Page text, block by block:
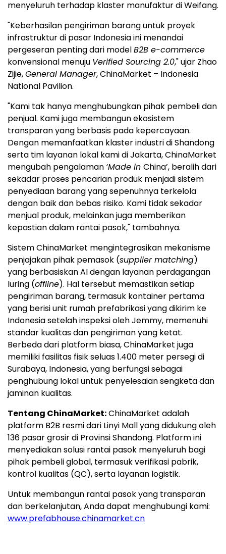
menyeluruh terhadap klaster manufaktur di Weifang.
"Keberhasilan pengiriman barang untuk proyek
infrastruktur di pasar Indonesia ini menandai
pergeseran penting dari modelB2B e-commerce
konvensional menuju Verified Sourcing 2.0," ujar Zhao
Zijie,General Manager, ChinaMarket – Indonesia
National Pavilion.
"Kami tak hanya menghubungkan pihak pembeli dan
penjual. Kami juga membangun ekosistem
transparan yang berbasis pada kepercayaan.
Dengan memanfaatkan klaster industri di Shandong
serta tim layanan lokal kami di Jakarta, ChinaMarket
mengubah pengalaman ‘Made in China’, beralih dari
sekadar proses pencarian produk menjadi sistem
penyediaan barang yang sepenuhnya terkelola
dengan baik dan bebas risiko. Kami tidak sekadar
menjual produk, melainkan juga memberikan
kepastian dalam rantai pasok," tambahnya.
Sistem ChinaMarket mengintegrasikan mekanisme
penjajakan pihak pemasok (supplier matching)
yang berbasiskan AI dengan layanan perdagangan
luring (offline). Hal tersebut memastikan setiap
pengiriman barang, termasuk kontainer pertama
yang berisi unit rumah prefabrikasi yang dikirim ke
Indonesia setelah inspeksi oleh Jemmy, memenuhi
standar kualitas dan pengiriman yang ketat.
Berbeda dari platform biasa, ChinaMarket juga
memiliki fasilitas fisik seluas 1.400 meter persegi di
Surabaya, Indonesia, yang berfungsi sebagai
penghubung lokal untuk penyelesaian sengketa dan
jaminan kualitas.
Tentang ChinaMarket:ChinaMarket adalah
platform B2B resmi dari Linyi Mall yang didukung oleh
136 pasar grosir di Provinsi Shandong. Platform ini
menyediakan solusi rantai pasok menyeluruh bagi
pihak pembeli global, termasuk verifikasi pabrik,
kontrol kualitas (QC), serta layanan logistik.
Untuk membangun rantai pasok yang transparan
dan berkelanjutan, Anda dapat menghubungi kami:
www.prefabhouse.chinamarket.cn